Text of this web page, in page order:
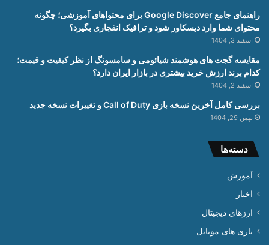
راهنمای جامع Google Discover برای محتواهای آموزشی؛ چگونه
محتوای شما وارد دیسکاور شود و ترافیک انفجاری بگیرد؟
اسفند 3, 1404
مقایسه گجت های هوشمند شیائومی و سامسونگ از نظر کیفیت و قیمت؛
کدام برند ارزش خرید بیشتری در بازار ایران دارد؟
اسفند 2, 1404
بررسی کامل آخرین نسخه بازی Call of Duty و تغییرات نسخه جدید
بهمن 29, 1404
دسته‌ها
آموزش
اخبار
ارزهای دیجیتال
بازی های موبایل